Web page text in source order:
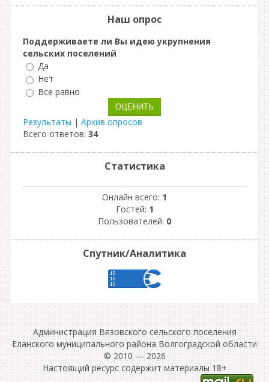
Наш опрос
Поддерживаете ли Вы идею укрупнения
сельских поселений
Да
Нет
Все равно
Результаты | Архив опросов
Всего ответов: 34
Статистика
Онлайн всего: 1
Гостей: 1
Пользователей: 0
Спутник/Аналитика
Администрация Вязовского сельского поселения
Еланского муниципального района Волгоградской области
© 2010 — 2026
Настоящий ресурс содержит материалы 18+